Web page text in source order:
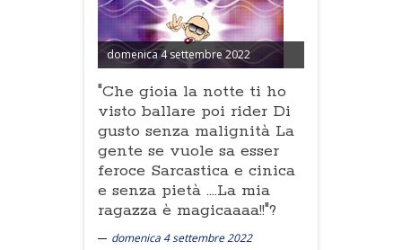
domenica 4 settembre 2022
"Che gioia la notte ti ho
visto ballare poi rider Di
gusto senza malignità La
gente se vuole sa esser
feroce Sarcastica e cinica
e senza pietà ....La mia
ragazza è magicaaaa!!"?
domenica 4 settembre 2022